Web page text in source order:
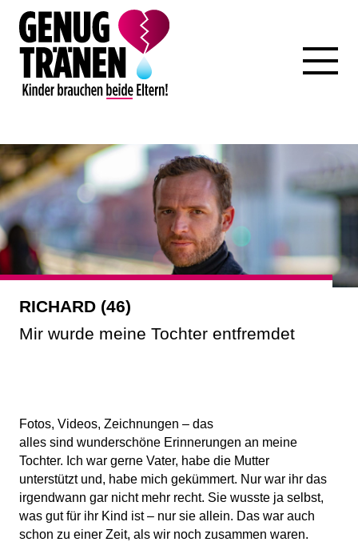
RICHARD (46)
Mir wurde meine Tochter entfremdet
Fotos, Videos, Zeichnungen – das
alles sind wunderschöne Erinnerungen an meine
Tochter. Ich war gerne Vater, habe die Mutter
unterstützt und, habe mich gekümmert. Nur war ihr das
irgendwann gar nicht mehr recht. Sie wusste ja selbst,
was gut für ihr Kind ist – nur sie allein. Das war auch
schon zu einer Zeit, als wir noch zusammen waren.